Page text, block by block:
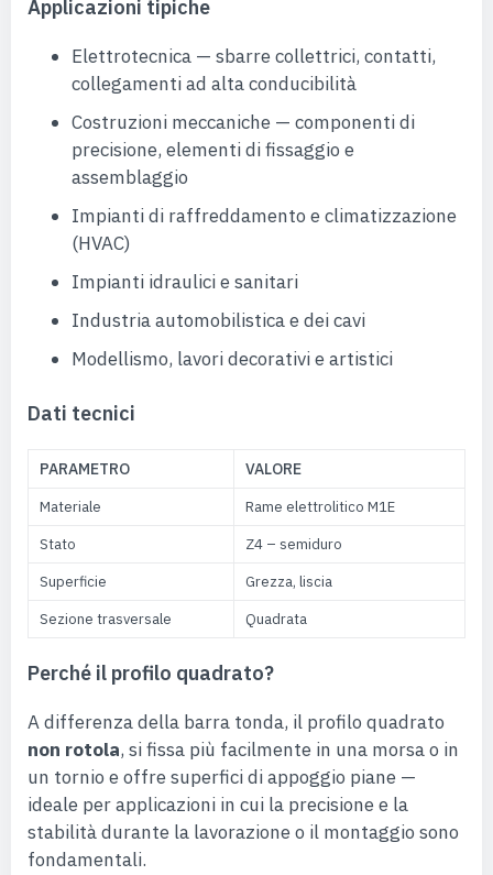
Applicazioni tipiche
Elettrotecnica — sbarre collettrici, contatti,
collegamenti ad alta conducibilità
Costruzioni meccaniche — componenti di
precisione, elementi di fissaggio e
assemblaggio
Impianti di raffreddamento e climatizzazione
(HVAC)
Impianti idraulici e sanitari
Industria automobilistica e dei cavi
Modellismo, lavori decorativi e artistici
Dati tecnici
PARAMETRO VALORE
Materiale
Rame elettrolitico M1E
Stato
Z4 – semiduro
Superficie
Grezza, liscia
Sezione trasversale
Quadrata
Perché il profilo quadrato?
A differenza della barra tonda, il profilo quadrato
non rotola, si fissa più facilmente in una morsa o in
un tornio e offre superfici di appoggio piane —
ideale per applicazioni in cui la precisione e la
stabilità durante la lavorazione o il montaggio sono
fondamentali.